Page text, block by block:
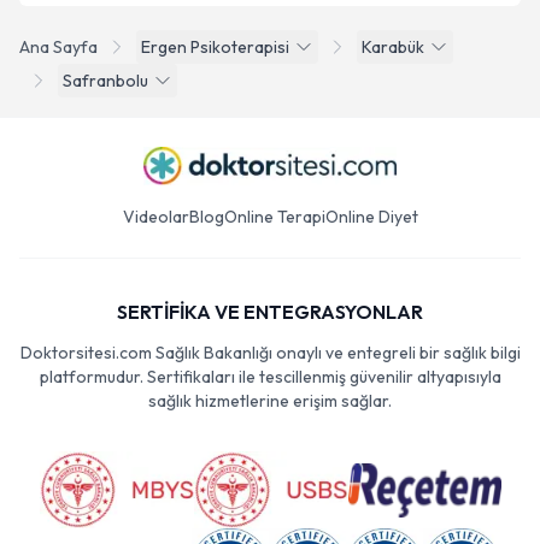
Ana Sayfa Ergen Psikoterapisi
Karabük
Safranbolu
VideolarBlogOnline TerapiOnline Diyet
SERTİFİKA VE ENTEGRASYONLAR
Doktorsitesi.com Sağlık Bakanlığı onaylı ve entegreli bir sağlık bilgi
platformudur. Sertifikaları ile tescillenmiş güvenilir altyapısıyla
sağlık hizmetlerine erişim sağlar.